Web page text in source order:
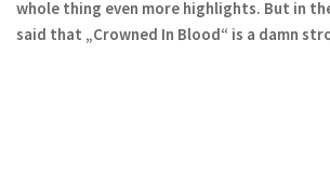
whole thing even more highlights. But in
said that „Crowned In Blood“ is a damn